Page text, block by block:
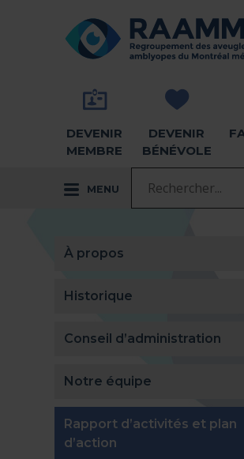
RETOUR À LA PAGE
DEVENIR
MEMBRE
DEVENIR
BÉNÉVOLE
MENU
À propos
Historique
Conseil d’administration
Notre équipe
Rapport d’activités et plan
d’action